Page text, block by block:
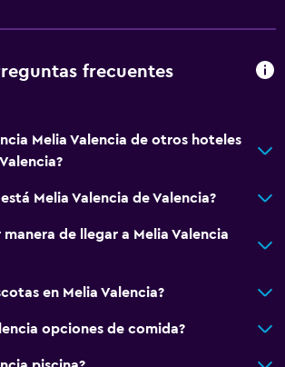
frecuentes
Melia Valencia de otros hoteles
Melia Valencia de Valencia?
manera de llegar a Melia Valencia
en Melia Valencia?
opciones de comida?